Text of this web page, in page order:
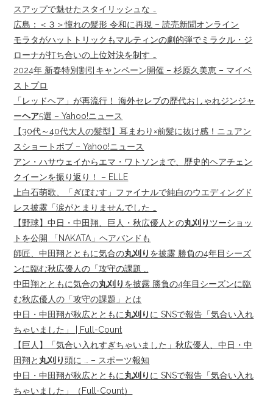
スアップで魅せたスタイリッシュな …
広島：＜３＞憧れの髪形 令和に再現 – 読売新聞オンライン
モラタがハットトリックもマルティンの劇的弾でミラクル・ジ
ローナが打ち合いの上位対決を制す …
2024年 新春特別割引キャンペーン開催 – 杉原久美恵 – マイベ
ストプロ
「レッドヘア」が再流行！ 海外セレブの歴代おしゃれジンジャ
ーヘア5選 – Yahoo!ニュース
【30代～40代大人の髪型】耳まわり×前髪に抜け感！ニュアン
スショートボブ – Yahoo!ニュース
アン・ハサウェイからエマ・ワトソンまで、歴史的ヘアチェン
クイーンを振り返り！ – ELLE
上白石萌歌、「ぎぼむす」ファイナルで純白のウエディングド
レス披露「涙がとまりませんでした …
【野球】中日・中田翔、巨人・秋広優人との丸刈り ツーショッ
トを公開 「NAKATA」ヘアバンドも
師匠、中田翔とともに気合の丸刈り を披露 勝負の4年目シーズ
ンに臨む秋広優人の「攻守の課題 …
中田翔とともに気合の丸刈り を披露 勝負の4年目シーズンに臨
む秋広優人の「攻守の課題」とは
中日・中田翔が秋広とともに丸刈り に SNSで報告「気合い入れ
ちゃいました」 | Full-Count
【巨人】「気合い入れすぎちゃいました」秋広優人、中日・中
田翔と 丸刈り頭に … – スポーツ報知
中日・中田翔が秋広とともに丸刈り に SNSで報告「気合い入れ
ちゃいました」（Full-Count）